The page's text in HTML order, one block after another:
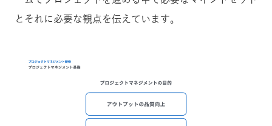
とそれに必要な観点を伝えています。